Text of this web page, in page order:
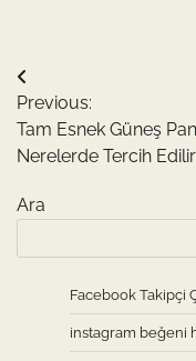
Yazı
gezinmesi
Previous:
Tam Esnek Güneş
Nerelerde Tercih Edilir
Ara
Facebook Takipçi
instagram beğeni